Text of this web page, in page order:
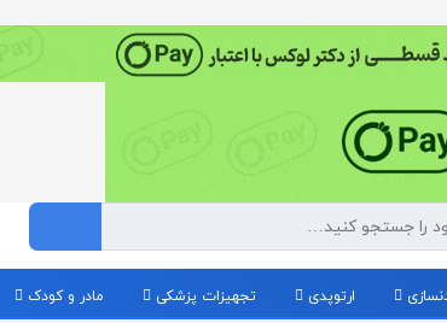
ارتوپدی تجهیزات پزشکی مادر و کودک